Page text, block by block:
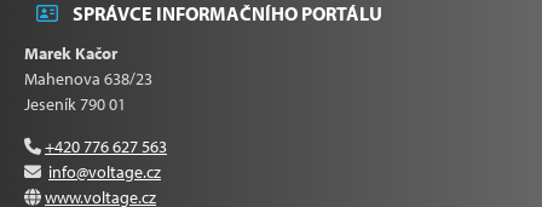
SPRÁVCE INFORMAČNÍHO PORTÁLU
Marek Kačor
Mahenova 638/23
Jeseník 790 01
+420 776 627 563
info@voltage.cz
www.voltage.cz